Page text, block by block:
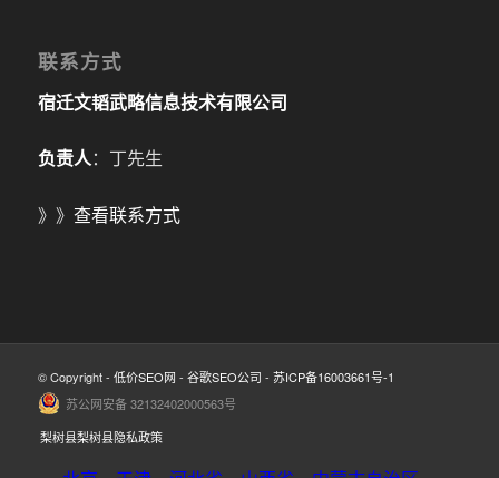
联系方式
宿迁文韬武略信息技术有限公司
负责人：丁先生
》》 查看联系方式
© Copyright - 低价SEO网 - 谷歌SEO公司 - 苏ICP备16003661号-1
苏公网安备 32132402000563号
梨树县梨树县隐私政策